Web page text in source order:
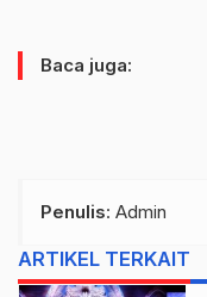
Baca juga:
Penulis: Admin
ARTIKEL TERKAIT